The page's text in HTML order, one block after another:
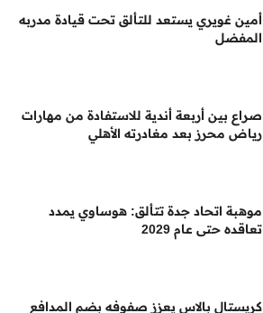
أمين غويري يستعد للتألق تحت قيادة مدربه
المفضل
صراع بين أربعة أندية للاستفادة من مهارات
رياض محرز بعد مغادرته الأهلي
موهبة اتحاد جدة تتألق: هوساوي يمدد
تعاقده حتى عام 2029
كريستال بالاس يعزز صفوفه بضم المدافع